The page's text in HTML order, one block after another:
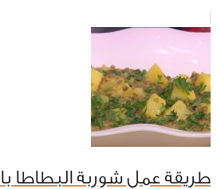
طريقة عمل شوربة البطاطا